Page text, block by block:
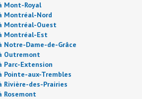
Mont-Royal
Montréal-Nord
Montréal-Ouest
Montréal-Est
Notre-Dame-de-Grâce
Outremont
Parc-Extension
Pointe-aux-Trembles
Rivière-des-Prairies
Rosemont